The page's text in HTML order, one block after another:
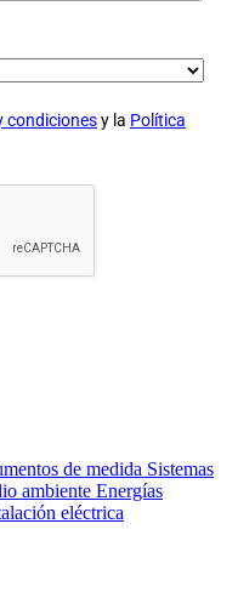
condicionesy la Política
de medida Sistemas
ambiente Energías
eléctrica